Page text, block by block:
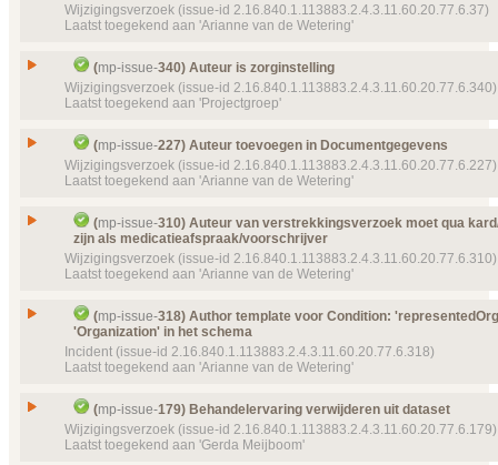
Object(en)
Doel van verwijzing ontbreekt mp-transactions-
153 (2016‑11‑10 13:58:49)
Wijzigingsverzoek
Prioriteit
normaal
Details
Klik hier voor alle issuedetails
Wijzigingsverzoek (issue-id 2.16.840.1.113883.2.4.3.11.60.20.77.6.37)
Laatst toegekend aan 'Arianne van de Wetering'
Issue
Attribuut @operator is in template
include
mp-issue-37
Status
Gesloten, toegekend
Prioriteit
normaal
(mp-issue-340) Auteur is zorginstelling
Wijzigingsverzoek (issue-id 2.16.840.1.113883.2.4.3.11.60.20.77.6.340)
Laatst toegekend aan 'Projectgroep'
Issue
Auteur is zorginstelling
mp-issue-340
Wijzigingsverzoek
Gesloten, toegekend
Prioriteit
normaal
Labels
(P907) Publicatie 9.0.7
9241
Doel van verwijzing ontbreekt
10:16:27) MPCDAMedicatiegebruikSchema4
Doel van verwijzing ontbreekt
Details
Klik hier voor alle issuedetails
(mp-issue-227) Auteur toevoegen in Documentgegevens
Wijzigingsverzoek (issue-id 2.16.840.1.113883.2.4.3.11.60.20.77.6.227)
Laatst toegekend aan 'Arianne van de Wetering'
Issue
Auteur toevoegen in Documentgegevens
mp-issue-227
Wijzigingsverzoek
Prioriteit
normaal
Object(en)
Doel van verwijzing ontbreekt
22968 (2016‑07‑04 08:49:36) Documentgegevens
Doel van verwijzing ontbreekt
Doel van verwijzing ontbreekt mp-template-
09:16:12) MPCDAPart2ReuseMO
Klik hier voor alle issuedetails
(mp-issue-310) Auteur van verstrekkingsverzoek moet qua
zijn als medicatieafspraak/voorschrijver
Wijzigingsverzoek (issue-id 2.16.840.1.113883.2.4.3.11.60.20.77.6.310)
Laatst toegekend aan 'Arianne van de Wetering'
Issue
Auteur van verstrekkingsverzoek moet qua kard/
als medicatieafspraak/voorschrijver
mp-issue- 310
Wijzigingsverzoek
Prioriteit
normaal
Object(en)
Doel van verwijzing ontbreekt
(mp-issue-318) Author template voor Condition:
'Organization' in het schema
Incident (issue-id 2.16.840.1.113883.2.4.3.11.60.20.77.6.318)
Laatst toegekend aan 'Arianne van de Wetering'
Issue
Author template voor Condition:
'Organization' in het schema
mp-issue-318
(mp-issue-179) Behandelervaring verwijderen uit dataset
Wijzigingsverzoek (issue-id 2.16.840.1.113883.2.4.3.11.60.20.77.6.179)
Laatst toegekend aan 'Gerda Meijboom'